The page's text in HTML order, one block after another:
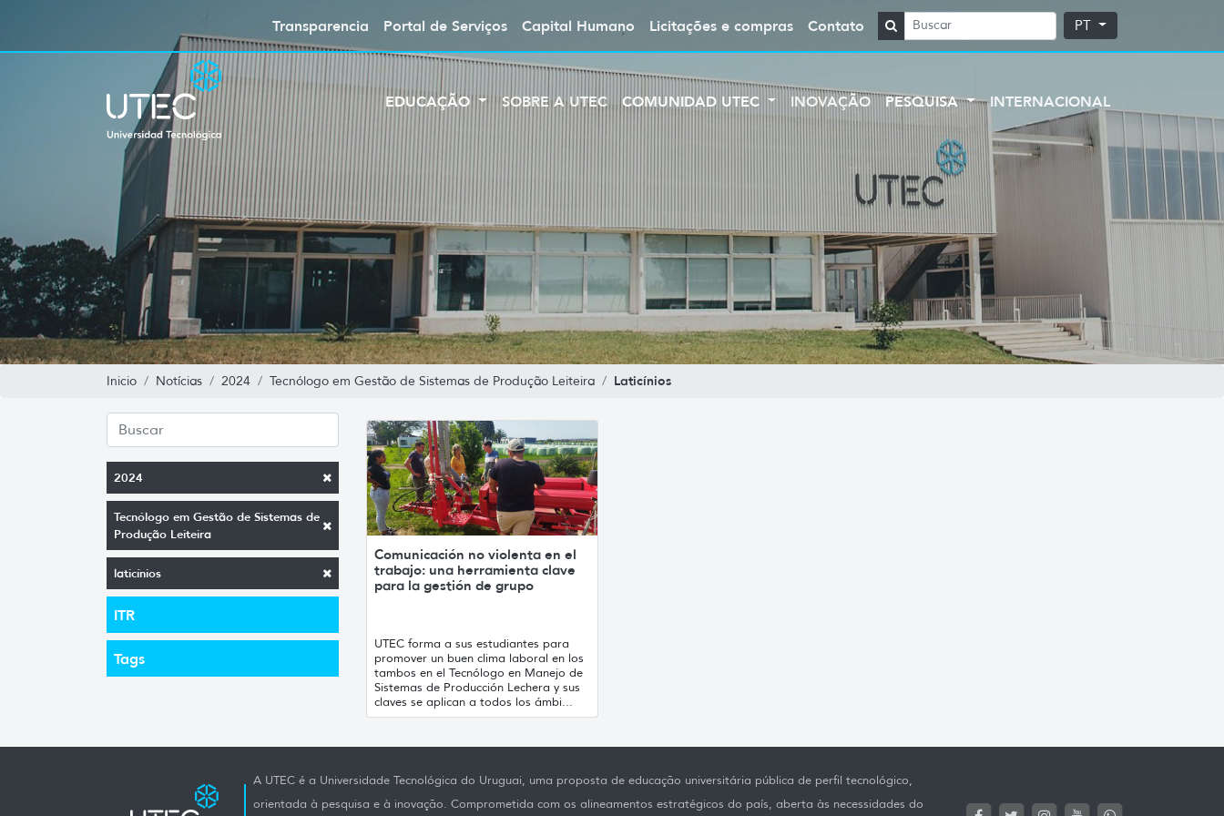
Transparencia Portal de Serviços Capital Humano Licitações e compras Contato PT
EDUCAÇÃO SOBRE A UTEC COMUNIDAD UTEC INOVAÇÃO PESQUISA INTERNACIONAL
Inicio Notícias 2024 Tecnólogo em Gestão de Sistemas de Produção Leiteira Laticínios
2024
Tecnólogo em Gestão de Sistemas de
Produção Leiteira
laticínios
ITR
Tags
Comunicación no violenta en el
trabajo: una herramienta clave
para la gestión de grupo
UTEC forma a sus estudiantes para
promover un buen clima laboral en los
tambos en el Tecnólogo en Manejo de
Sistemas de Producción Lechera y sus
claves se aplican a todos los ámbi...
A UTEC é a Universidade Tecnológica do Uruguai, uma proposta de educação universitária pública de perfil tecnológico,
orientada à pesquisa e à inovação. Comprometida com os alineamentos estratégicos do país, aberta às necessidades do